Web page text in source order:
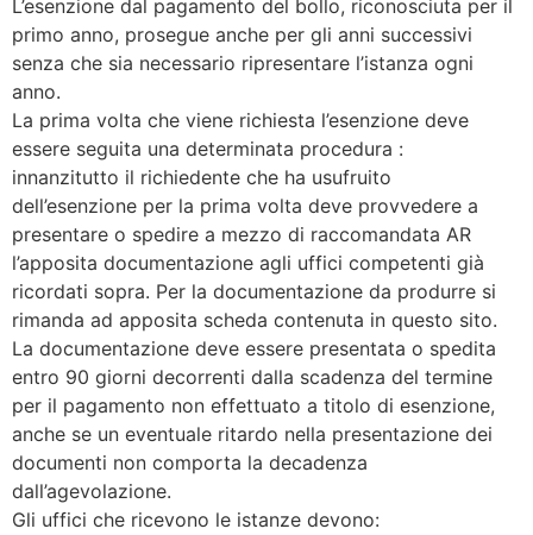
L’esenzione dal pagamento del bollo, riconosciuta per il
primo anno, prosegue anche per gli anni successivi
senza che sia necessario ripresentare l’istanza ogni
anno.
La prima volta che viene richiesta l’esenzione deve
essere seguita una determinata procedura :
innanzitutto il richiedente che ha usufruito
dell’esenzione per la prima volta deve provvedere a
presentare o spedire a mezzo di raccomandata AR
l’apposita documentazione agli uffici competenti già
ricordati sopra. Per la documentazione da produrre si
rimanda ad apposita scheda contenuta in questo sito.
La documentazione deve essere presentata o spedita
entro 90 giorni decorrenti dalla scadenza del termine
per il pagamento non effettuato a titolo di esenzione,
anche se un eventuale ritardo nella presentazione dei
documenti non comporta la decadenza
dall’agevolazione.
Gli uffici che ricevono le istanze devono: